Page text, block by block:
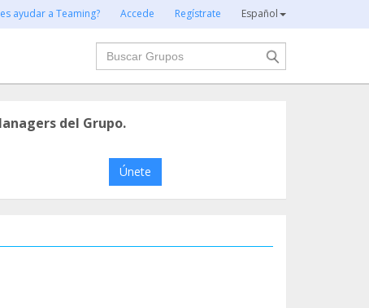
ayudar a Teaming? Accede Regístrate Español
Buscar
del Grupo.
Únete